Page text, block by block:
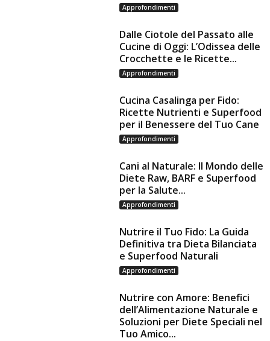
Approfondimenti
Dalle Ciotole del Passato alle
Cucine di Oggi: L’Odissea delle
Crocchette e le Ricette...
Approfondimenti
Cucina Casalinga per Fido:
Ricette Nutrienti e Superfood
per il Benessere del Tuo Cane
Approfondimenti
Cani al Naturale: Il Mondo delle
Diete Raw, BARF e Superfood
per la Salute...
Approfondimenti
Nutrire il Tuo Fido: La Guida
Definitiva tra Dieta Bilanciata
e Superfood Naturali
Approfondimenti
Nutrire con Amore: Benefici
dell’Alimentazione Naturale e
Soluzioni per Diete Speciali nel
Tuo Amico...